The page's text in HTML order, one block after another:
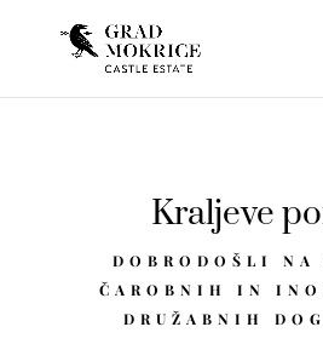
Kraljeve
DOBRODOŠLI NA
ČAROBNIH IN
DRUŽABNIH